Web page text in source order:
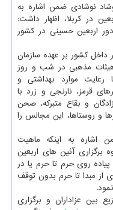
نوشادی ضمن اشاره به
در کربلا، اظهار داشت:
دور اربعین حسینی در کشور
کشور بر عهده سازمان
مذهبی در شب و روز
رعایت موارد بهداشتی و
قرمز، نارنجی و زرد با
و بقاع متبرکه، صحن
و روستاها، این مجالس را
اشاره به اینکه ماهیت
برگزاری آئین های اربعین
روی حرم تا حرم یا در
از مبدا تا حرم بدون توقف
بین عزاداران و برگزاری